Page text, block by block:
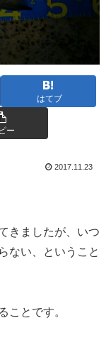
はてブ
ー
2017.11.23
きましたが、いつ
ない、ということ
ことです。